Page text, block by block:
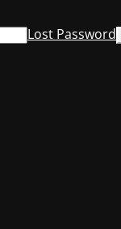
Lost Password